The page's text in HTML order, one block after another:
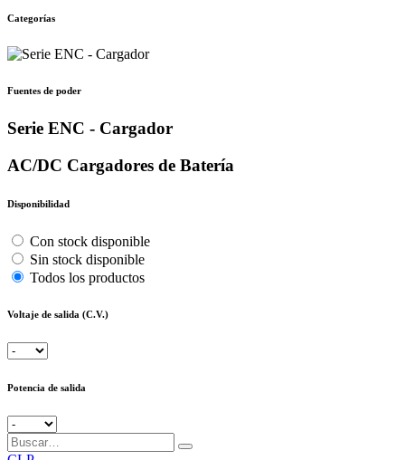
Categorías
Fuentes de poder
Serie ENC - Cargador
AC/DC Cargadores de Batería
Disponibilidad
Con stock disponible
Sin stock disponible
Todos los productos
Voltaje de salida (C.V.)
Potencia de salida